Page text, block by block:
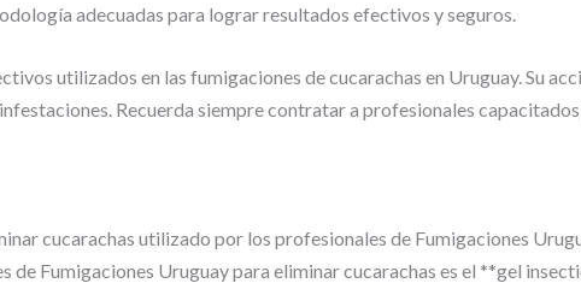
adecuadas para lograr resultados efectivos y seguros.
utilizados en las fumigaciones de cucarachas en Uruguay. Su
Recuerda siempre contratar a profesionales
cucarachas utilizado por los profesionales de Fumigaciones
Fumigaciones Uruguay para eliminar cucarachas es el **gel